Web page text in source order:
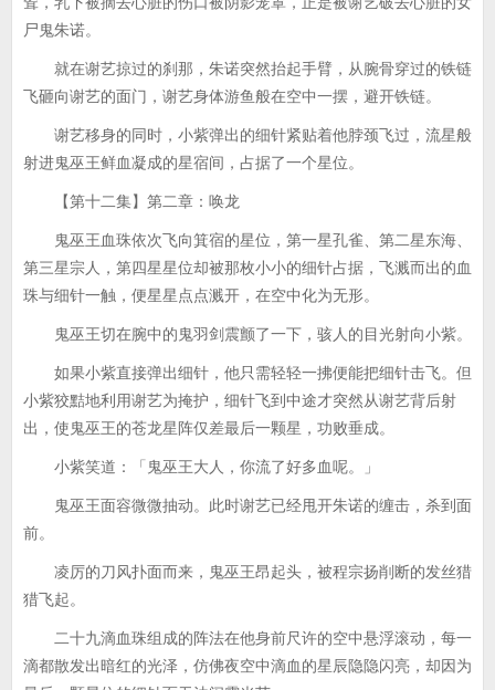
尸鬼朱诺。
就在谢艺掠过的刹那，朱诺突然抬起手臂，从腕骨穿过的铁链
飞砸向谢艺的面门，谢艺身体游鱼般在空中一摆，避开铁链。
谢艺移身的同时，小紫弹出的细针紧贴着他脖颈飞过，流星般
射进鬼巫王鲜血凝成的星宿间，占据了一个星位。
【第十二集】第二章：唤龙
鬼巫王血珠依次飞向箕宿的星位，第一星孔雀、第二星东海、
第三星宗人，第四星星位却被那枚小小的细针占据，飞溅而出的血
珠与细针一触，便星星点点溅开，在空中化为无形。
鬼巫王切在腕中的鬼羽剑震颤了一下，骇人的目光射向小紫。
如果小紫直接弹出细针，他只需轻轻一拂便能把细针击飞。但
小紫狡黠地利用谢艺为掩护，细针飞到中途才突然从谢艺背后射
出，使鬼巫王的苍龙星阵仅差最后一颗星，功败垂成。
小紫笑道：「鬼巫王大人，你流了好多血呢。」
鬼巫王面容微微抽动。此时谢艺已经甩开朱诺的缠击，杀到面
前。
凌厉的刀风扑面而来，鬼巫王昂起头，被程宗扬削断的发丝猎
猎飞起。
二十九滴血珠组成的阵法在他身前尺许的空中悬浮滚动，每一
滴都散发出暗红的光泽，仿佛夜空中滴血的星辰隐隐闪亮，却因为